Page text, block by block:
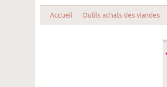
Accueil Outils achats des viandes